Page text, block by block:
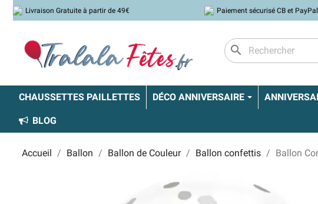
Livraison Gratuite à partir de 49€ Paiement sécurisé CB et PayPal
search
CHAUSSETTES PAILLETTES DÉCO ANNIVERSAIRE
BLOG
Accueil Ballon Ballon de Couleur Ballon confettis Ballon